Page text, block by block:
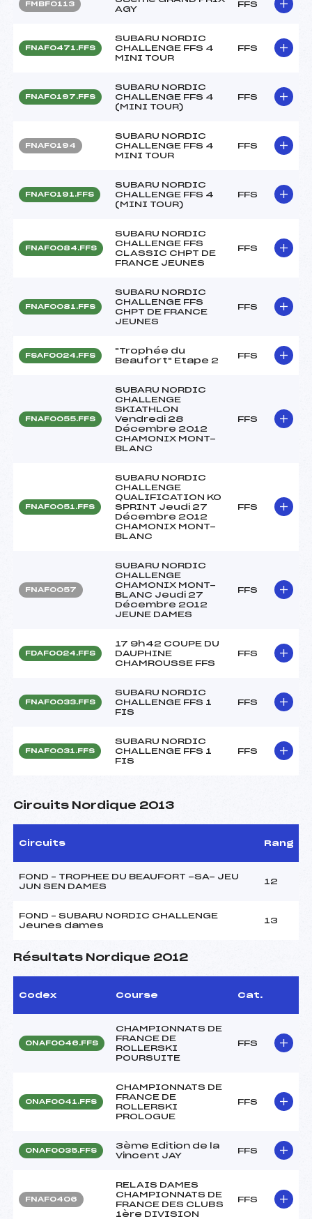
FMBF0113
AGY
FFS
FNAF0471.FFS
SUBARU NORDIC
CHALLENGE FFS 4
MINI TOUR
FFS
FNAF0197.FFS
SUBARU NORDIC
CHALLENGE FFS 4
(MINI TOUR)
FFS
FNAF0194
SUBARU NORDIC
CHALLENGE FFS 4
MINI TOUR
FFS
FNAF0191.FFS
SUBARU NORDIC
CHALLENGE FFS 4
(MINI TOUR)
FFS
FNAF0084.FFS
SUBARU NORDIC
CHALLENGE FFS
CLASSIC CHPT DE
FRANCE JEUNES
FFS
FNAF0081.FFS
SUBARU NORDIC
CHALLENGE FFS
CHPT DE FRANCE
JEUNES
FFS
FSAF0024.FFS
"Trophée du
Beaufort" Etape 2
FFS
FNAF0055.FFS
SUBARU NORDIC
CHALLENGE
SKIATHLON
Vendredi 28
Décembre 2012
CHAMONIX MONT-
BLANC
FFS
FNAF0051.FFS
SUBARU NORDIC
CHALLENGE
QUALIFICATION KO
SPRINT Jeudi 27
Décembre 2012
CHAMONIX MONT-
BLANC
FFS
FNAF0057
SUBARU NORDIC
CHALLENGE
CHAMONIX MONT-
BLANC Jeudi 27
Décembre 2012
JEUNE DAMES
FFS
FDAF0024.FFS
17 9h42 COUPE DU
DAUPHINE
CHAMROUSSE FFS
FFS
FNAF0033.FFS
SUBARU NORDIC
CHALLENGE FFS 1
FIS
FFS
FNAF0031.FFS
SUBARU NORDIC
CHALLENGE FFS 1
FIS
FFS
Circuits Nordique 2013
Circuits Rang
FOND – TROPHEE DU BEAUFORT -SA- JEU
JUN SEN DAMES
12
FOND – SUBARU NORDIC CHALLENGE
Jeunes dames
13
Résultats Nordique 2012
Codex Course Cat.
ONAF0046.FFS
CHAMPIONNATS DE
FRANCE DE
ROLLERSKI
POURSUITE
FFS
ONAF0041.FFS
CHAMPIONNATS DE
FRANCE DE
ROLLERSKI
PROLOGUE
FFS
ONAF0035.FFS
3ème Edition de la
Vincent JAY
FFS
FNAF0406
RELAIS DAMES
CHAMPIONNATS DE
FRANCE DES CLUBS
1ère DIVISION
FFS